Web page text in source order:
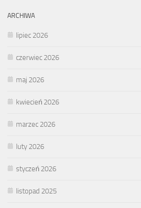
ARCHIWA
lipiec 2026
czerwiec 2026
maj 2026
kwiecień 2026
marzec 2026
luty 2026
styczeń 2026
listopad 2025